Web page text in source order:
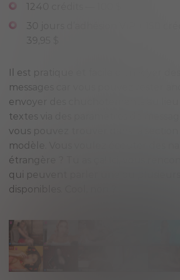
1240 crédits — 100 $
30 jours d’adhésion VIP + 150
39,95 $
Il est pratique et facile d’envoyer
messages car vous pouvez rester
envoyer des chuchotements au lieu
textes via des paramètres de
vous pouvez trouver dans la
modèle. Vous voulez écouter des
étrangère ? Tu as ça! Ici, vous
qui peuvent parler une ou plusieurs
disponibles. Cool, non ?